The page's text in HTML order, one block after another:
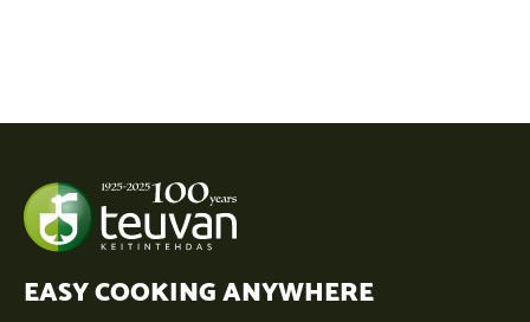
EASY COOKING ANYWHERE